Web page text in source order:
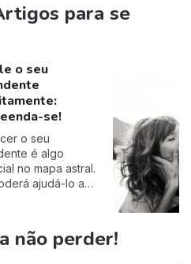
para se
o seu
se!
o seu
é algo
no mapa astral.
ajudá-lo a
o porquê de
e
transmite aos
Calcule o seu
não perder!